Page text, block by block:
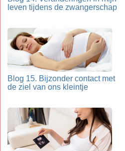
leven tijdens de zwangerschap
Blog 15. Bijzonder contact met
de ziel van ons kleintje